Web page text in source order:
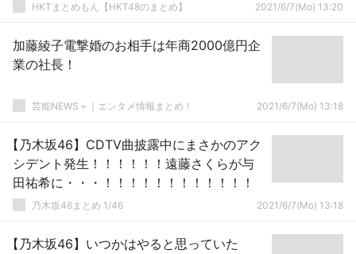
HKTまとめもん【HKT48のまとめ】 2021/6/7(Mo) 13:20
加藤綾子電撃婚のお相手は年商2000億円企
業の社長！
芸能NEWS＋｜エンタメ情報まとめ！ 2021/6/7(Mo) 13:18
【乃木坂46】CDTV曲披露中にまさかのアク
シデント発生！！！！！！遠藤さくらが与
田祐希に・・・！！！！！！！！！！！！
乃木坂46まとめ 1/46 2021/6/7(Mo) 13:18
【乃木坂46】いつかはやると思っていた